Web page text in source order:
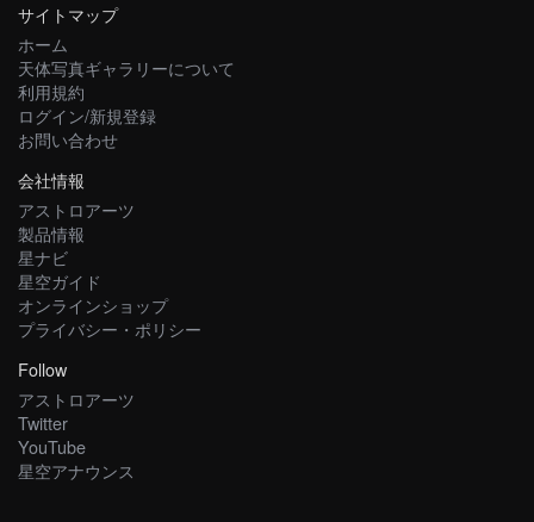
サイトマップ
ホーム
天体写真ギャラリーについて
利用規約
ログイン/新規登録
お問い合わせ
会社情報
アストロアーツ
製品情報
星ナビ
星空ガイド
オンラインショップ
プライバシー・ポリシー
Follow
アストロアーツ
Twitter
YouTube
星空アナウンス